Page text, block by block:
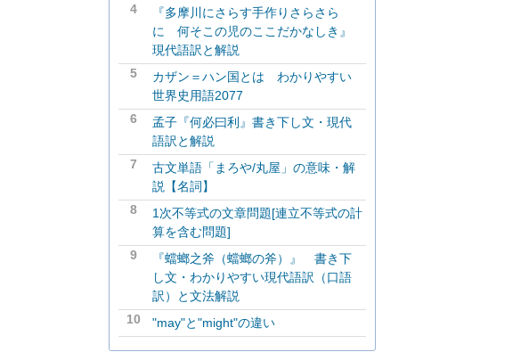
4
『多摩川にさらす手作りさらさら
に 何そこの児のここだかなしき』
現代語訳と解説
5
カザン＝ハン国とは わかりやすい
世界史用語2077
6
孟子『何必曰利』書き下し文・現代
語訳と解説
7
古文単語「まろや/丸屋」の意味・解
説【名詞】
8
1次不等式の文章問題[連立不等式の計
算を含む問題]
9
『蟷螂之斧（蟷螂の斧）』 書き下
し文・わかりやすい現代語訳（口語
訳）と文法解説
10
"may"と"might"の違い